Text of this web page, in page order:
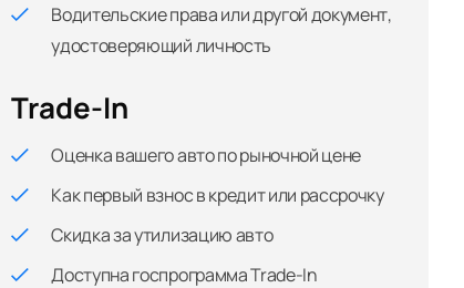
Водительские права или другой документ,
удостоверяющий личность
Trade-In
Оценка вашего авто по рыночной цене
Как первый взнос в кредит или рассрочку
Скидка за утилизацию авто
Доступна госпрограмма Trade-In